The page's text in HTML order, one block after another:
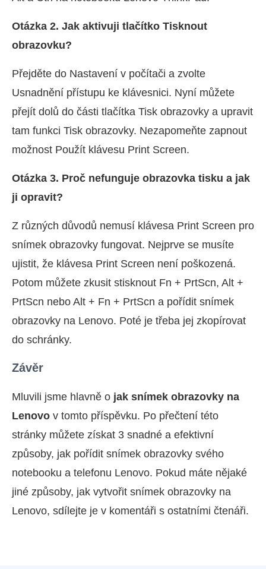
Otázka 2. Jak aktivuji tlačítko Tisknout
obrazovku?
Přejděte do Nastavení v počítači a zvolte
Usnadnění přístupu ke klávesnici. Nyní můžete
přejít dolů do části tlačítka Tisk obrazovky a upravit
tam funkci Tisk obrazovky. Nezapomeňte zapnout
možnost Použít klávesu Print Screen.
Otázka 3. Proč nefunguje obrazovka tisku a jak
ji opravit?
Z různých důvodů nemusí klávesa Print Screen pro
snímek obrazovky fungovat. Nejprve se musíte
ujistit, že klávesa Print Screen není poškozená.
Potom můžete zkusit stisknout Fn + PrtScn, Alt +
PrtScn nebo Alt + Fn + PrtScn a pořídit snímek
obrazovky na Lenovo. Poté je třeba jej zkopírovat
do schránky.
Závěr
Mluvili jsme hlavně o jak snímek obrazovky na
Lenovo v tomto příspěvku. Po přečtení této
stránky můžete získat 3 snadné a efektivní
způsoby, jak pořídit snímek obrazovky svého
notebooku a telefonu Lenovo. Pokud máte nějaké
jiné způsoby, jak vytvořit snímek obrazovky na
Lenovo, sdílejte je v komentáři s ostatními čtenáři.